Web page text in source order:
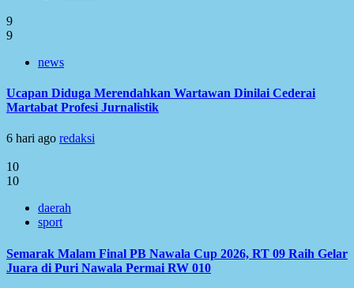
9
9
news
Ucapan Diduga Merendahkan Wartawan Dinilai Cederai
Martabat Profesi Jurnalistik
6 hari ago redaksi
10
10
daerah
sport
Semarak Malam Final PB Nawala Cup 2026, RT 09 Raih Gelar
Juara di Puri Nawala Permai RW 010